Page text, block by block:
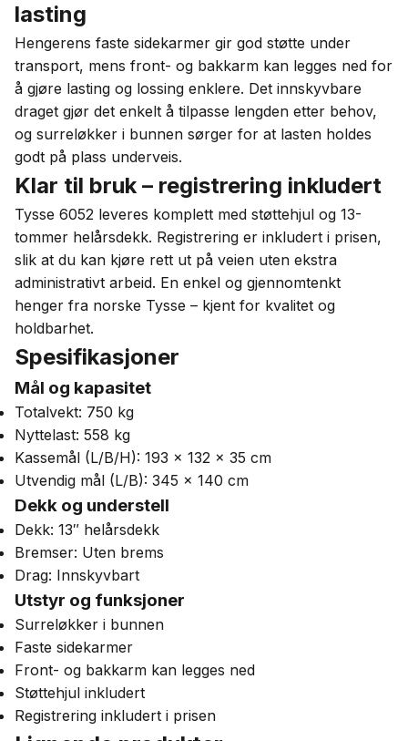
lasting
Hengerens faste sidekarmer gir god støtte under
transport, mens front- og bakkarm kan legges ned for
å gjøre lasting og lossing enklere. Det innskyvbare
draget gjør det enkelt å tilpasse lengden etter behov,
og surreløkker i bunnen sørger for at lasten holdes
godt på plass underveis.
Klar til bruk – registrering inkludert
Tysse 6052 leveres komplett med støttehjul og 13-
tommer helårsdekk. Registrering er inkludert i prisen,
slik at du kan kjøre rett ut på veien uten ekstra
administrativt arbeid. En enkel og gjennomtenkt
henger fra norske Tysse – kjent for kvalitet og
holdbarhet.
Spesifikasjoner
Mål og kapasitet
Totalvekt: 750 kg
Nyttelast: 558 kg
Kassemål (L/B/H): 193 × 132 × 35 cm
Utvendig mål (L/B): 345 × 140 cm
Dekk og understell
Dekk: 13″ helårsdekk
Bremser: Uten brems
Drag: Innskyvbart
Utstyr og funksjoner
Surreløkker i bunnen
Faste sidekarmer
Front- og bakkarm kan legges ned
Støttehjul inkludert
Registrering inkludert i prisen